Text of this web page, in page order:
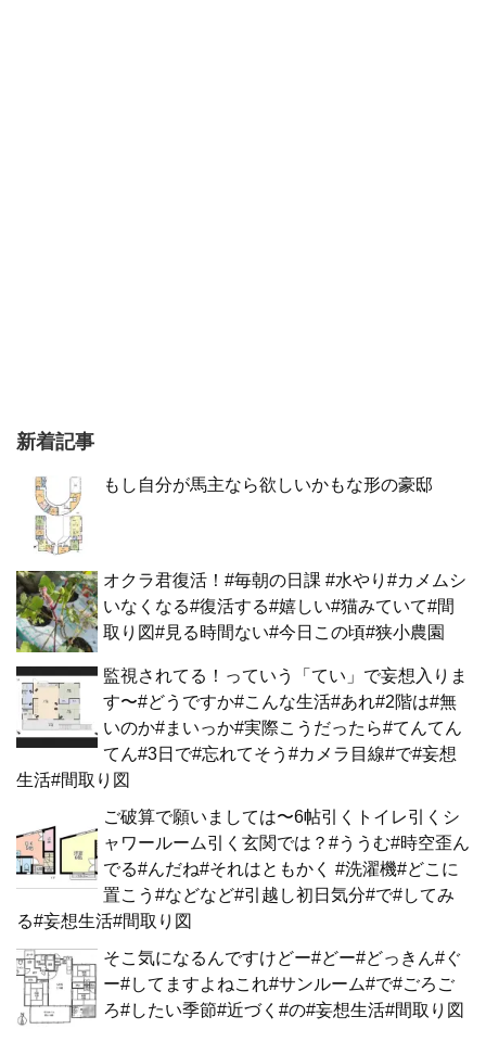
新着記事
もし自分が馬主なら欲しいかもな形の豪邸
オクラ君復活！#毎朝の日課 #水やり#カメムシ
いなくなる#復活する#嬉しい#猫みていて#間
取り図#見る時間ない#今日この頃#狭小農園
監視されてる！っていう「てい」で妄想入りま
す〜#どうですか#こんな生活#あれ#2階は#無
いのか#まいっか#実際こうだったら#てんてん
てん#3日で#忘れてそう#カメラ目線#で#妄想
生活#間取り図
ご破算で願いましては〜6帖引くトイレ引くシ
ャワールーム引く玄関では？#ううむ#時空歪ん
でる#んだね#それはともかく #洗濯機#どこに
置こう#などなど#引越し初日気分#で#してみ
る#妄想生活#間取り図
そこ気になるんですけどー#どー#どっきん#ぐ
ー#してますよねこれ#サンルーム#で#ごろご
ろ#したい季節#近づく#の#妄想生活#間取り図